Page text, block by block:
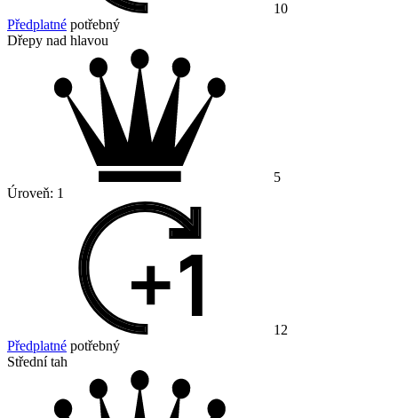
10
Předplatné potřebný
Dřepy nad hlavou
5
Úroveň: 1
12
Předplatné potřebný
Střední tah